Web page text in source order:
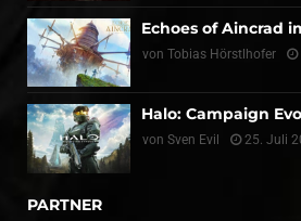
Echoes of Aincrad
von Tobias Hörstlhofer
Halo: Campaign
von Sven Evil 25. Juli
PARTNER